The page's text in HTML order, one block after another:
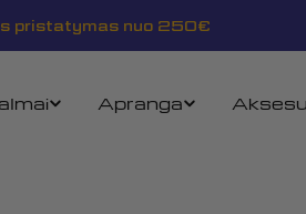
pristatymas nuo 250€
Apranga